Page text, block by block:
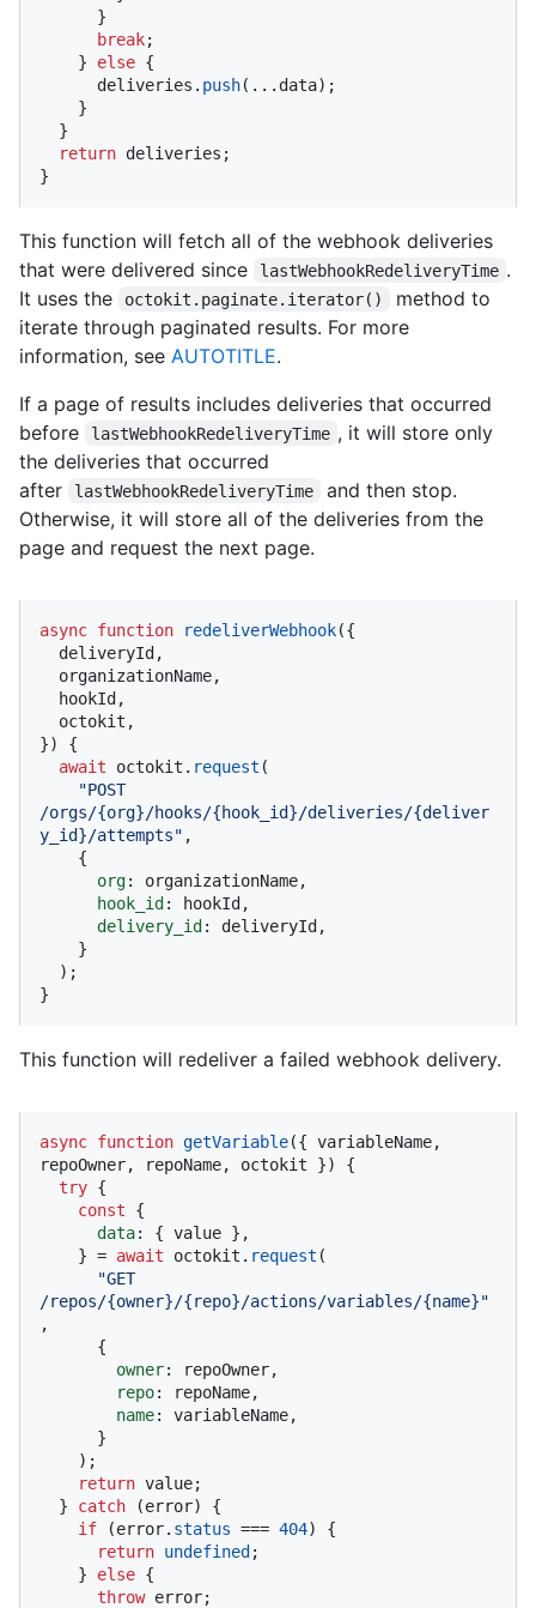
break;
    }
else {
      deliveries.
push(...data);
return deliveries;
}
This function will fetch all of the webhook deliveries
that were delivered since
lastWebhookRedeliveryTime .
It uses the
octokit.paginate.iterator()
method to
iterate through paginated results. For more
information, see AUTOTITLE.
If a page of results includes deliveries that occurred
before
lastWebhookRedeliveryTime , it will store only
the deliveries that occurred
after
lastWebhookRedeliveryTime
and then stop.
Otherwise, it will store all of the deliveries from the
page and request the next page.
async function redeliverWebhook({
}) {
await octokit. request (
"POST
/orgs/{org}/hooks/{hook_id}/deliveries/{deliver
y_id}/attempts" ,
org: organizationName,
hook_id : hookId,
delivery_id : deliveryId,
}
This function will redeliver a failed webhook delivery.
async function getVariable({ variableName,
repoOwner, repoName, octokit }) {
try {
const {
data: { value },
    } =
await octokit. request (
"GET
/repos/{owner}/{repo}/actions/variables/{name}"
,
owner: repoOwner,
repo: repoName,
name: variableName,
return value;
  }
catch (error) {
if (error. status === 404) {
return undefined ;
    }
else {
throw error;